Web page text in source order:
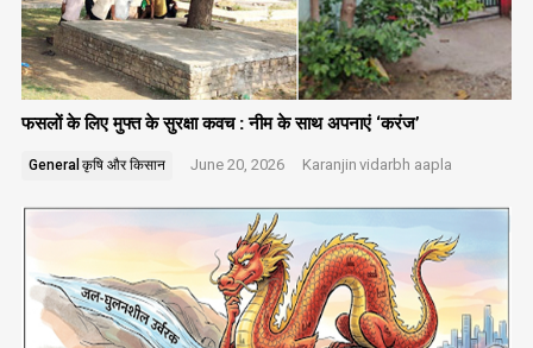
फसलों के लिए मुफ्त के सुरक्षा कवच : नीम के साथ अपनाएं ‘करंज’
General कृषि और किसान June 20, 2026 Karanjin vidarbh aapla